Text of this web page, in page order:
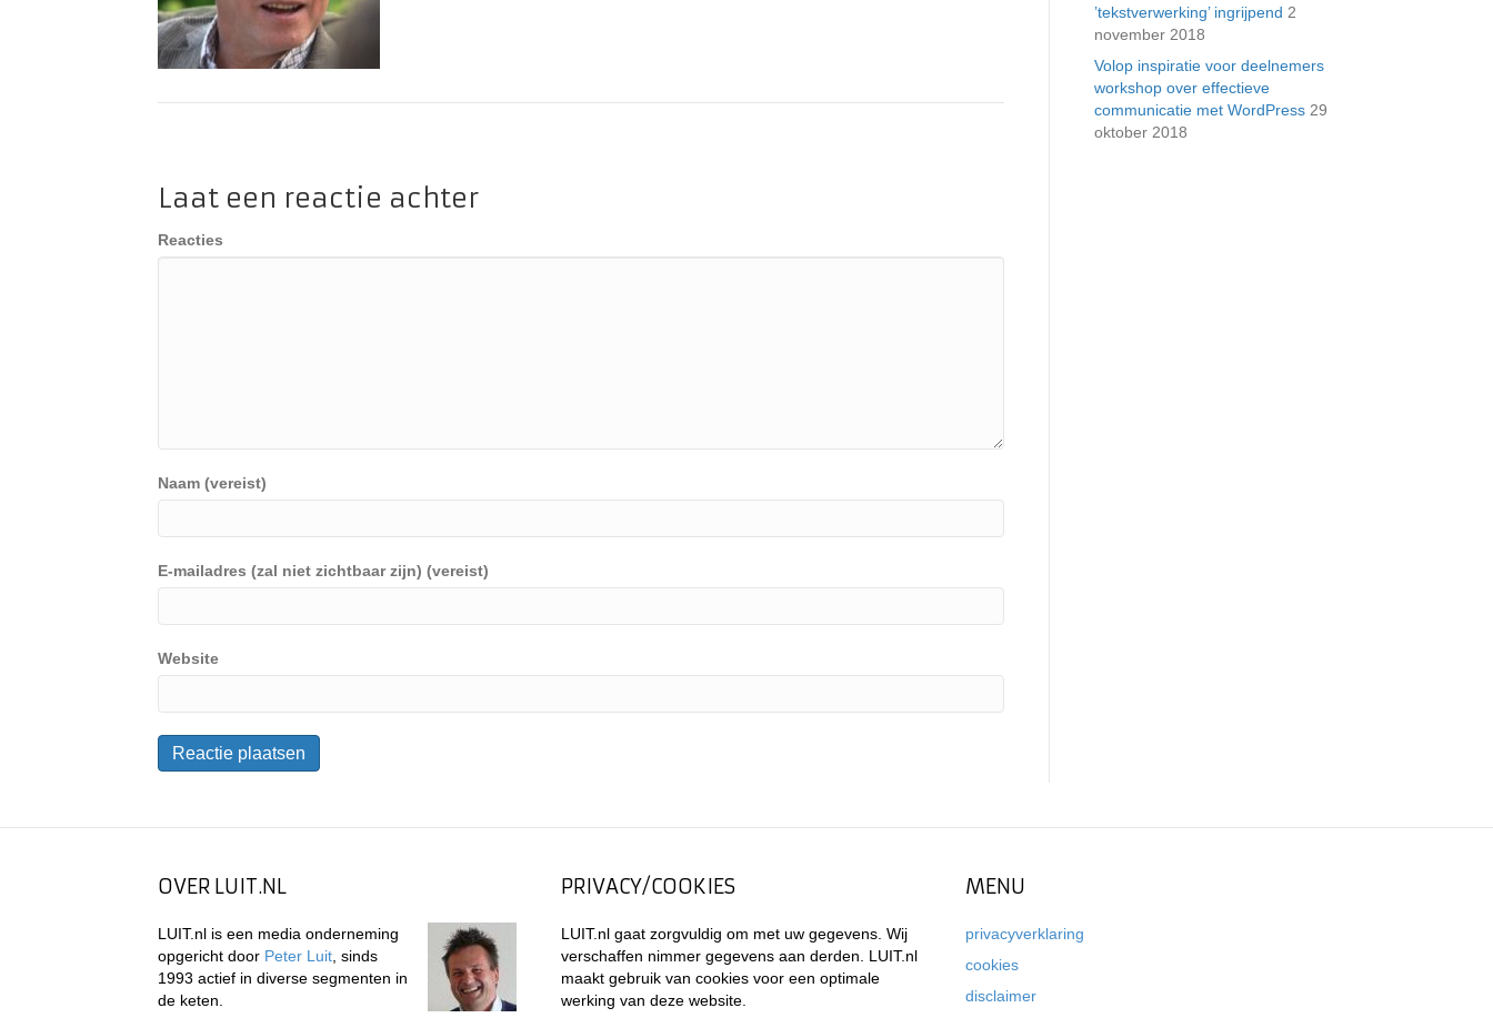
Laat een reactie achter
Reacties
Naam (vereist)
E-mailadres (zal niet zichtbaar zijn) (vereist)
Website
’tekstverwerking’ ingrijpend 2
november 2018
Volop inspiratie voor deelnemers
workshop over effectieve
communicatie met WordPress 29
oktober 2018
OVER LUIT.NL
LUIT.nl is een media onderneming
opgericht door Peter Luit , sinds
1993 actief in diverse segmenten in
de keten.
PRIVACY/COOKIES
LUIT.nl gaat zorgvuldig om met uw gegevens. Wij
verschaffen nimmer gegevens aan derden. LUIT.nl
maakt gebruik van cookies voor een optimale
werking van deze website.
MENU
privacyverklaring
cookies
disclaimer